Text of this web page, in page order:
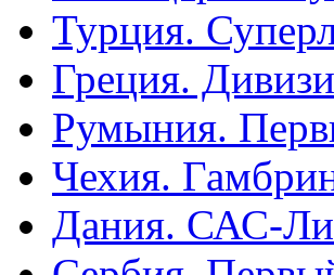
Турция.
Греция.
Румыния.
Чехия.
Дания. САС-